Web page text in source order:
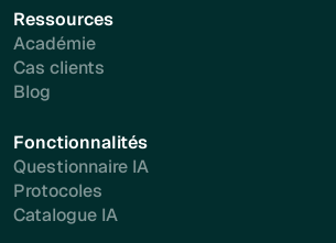
Ressources
Académie
Cas clients
Blog
Fonctionnalités
Questionnaire IA
Protocoles
Catalogue IA